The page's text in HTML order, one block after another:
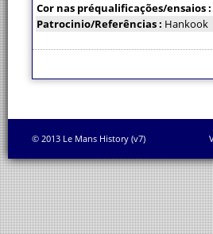
Cor nas préqualificações/ensaios :
Patrocinio/Referências : Hankook
© 2013 Le Mans History (v7)